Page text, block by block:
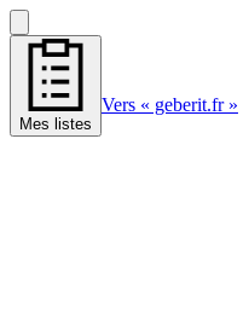
Mes listes
Vers « geberit.fr »